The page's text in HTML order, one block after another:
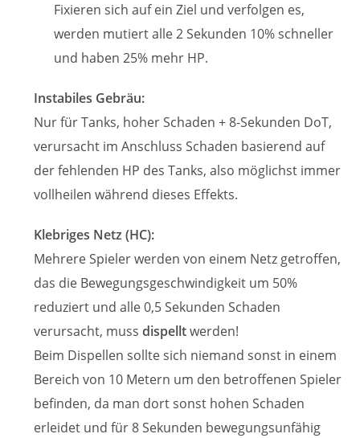
Fixieren sich auf ein Ziel und verfolgen es,
werden mutiert alle 2 Sekunden 10% schneller
und haben 25% mehr HP.
Instabiles Gebräu:
Nur für Tanks, hoher Schaden + 8-Sekunden DoT,
verursacht im Anschluss Schaden basierend auf
der fehlenden HP des Tanks, also möglichst immer
vollheilen während dieses Effekts.
Klebriges Netz (HC):
Mehrere Spieler werden von einem Netz getroffen,
das die Bewegungsgeschwindigkeit um 50%
reduziert und alle 0,5 Sekunden Schaden
verursacht, mussdispelltwerden!
Beim Dispellen sollte sich niemand sonst in einem
Bereich von 10 Metern um den betroffenen Spieler
befinden, da man dort sonst hohen Schaden
erleidet und für 8 Sekunden bewegungsunfähig